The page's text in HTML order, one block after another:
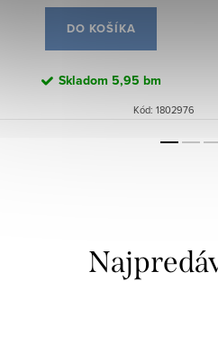
DO KOŠÍKA
Skladom 5,95 bm
Kód: 1802976